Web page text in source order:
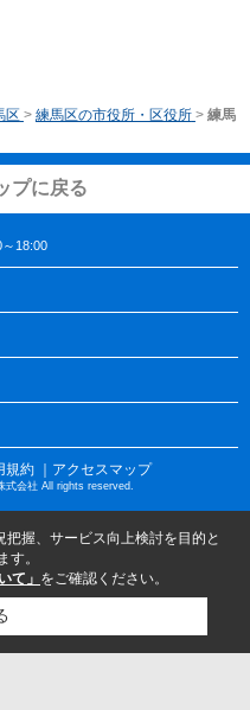
区 > 練馬区の市役所・区役所 > 練馬
プに戻る
18:00
規約 ｜アクセスマップ
式会社 All rights reserved.
握、サービス向上検討を目的と
す。
て」 をご確認ください。